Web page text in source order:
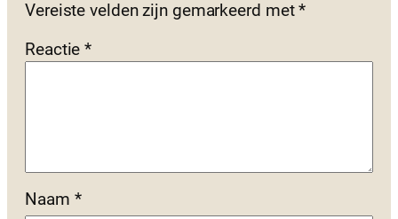
Vereiste velden zijn gemarkeerd met*
Reactie*
Naam *